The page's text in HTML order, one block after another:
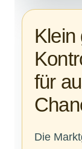
Klein
für
Die